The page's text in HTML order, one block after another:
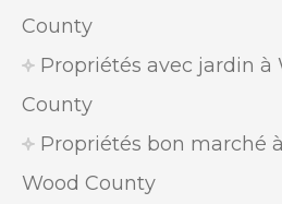
County
Propriétés avec jardin à
County
Propriétés bon marché
Wood County